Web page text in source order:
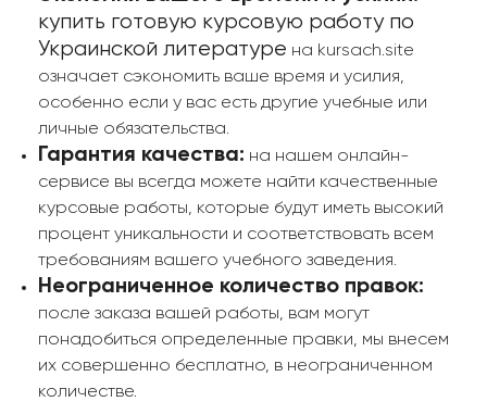
купить готовую курсовую работу по
Украинской литературе на kursach.site
означает сэкономить ваше время и усилия,
особенно если у вас есть другие учебные или
личные обязательства.
Гарантия качества: на нашем онлайн-
сервисе вы всегда можете найти качественные
курсовые работы, которые будут иметь высокий
процент уникальности и соответствовать всем
требованиям вашего учебного заведения.
Неограниченное количество правок:
после заказа вашей работы, вам могут
понадобиться определенные правки, мы внесем
их совершенно бесплатно, в неограниченном
количестве.